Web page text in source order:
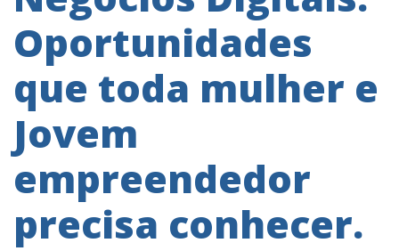
Oportunidades
que toda mulher e
Jovem
empreendedor
precisa conhecer.